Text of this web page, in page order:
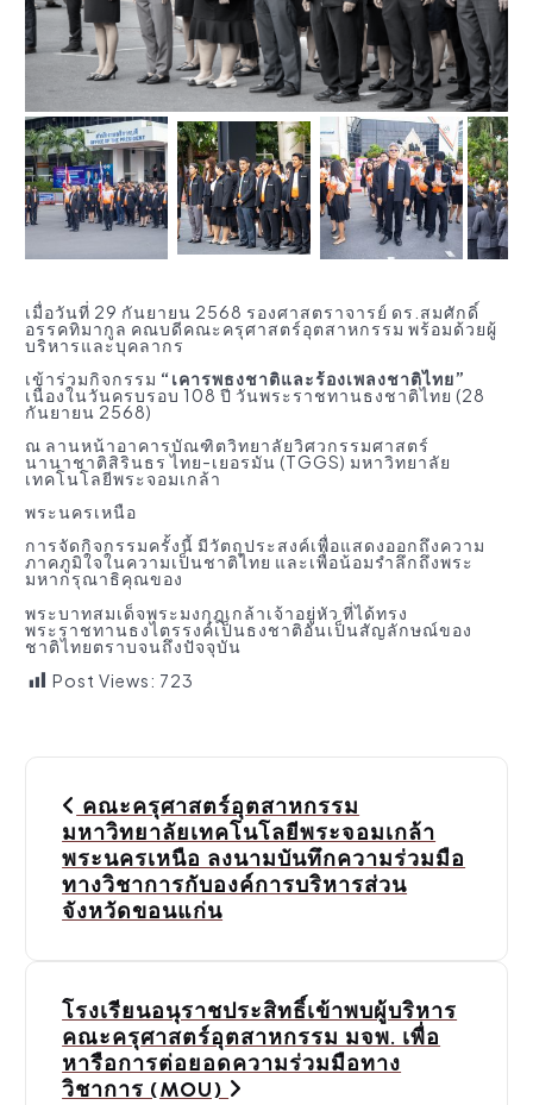
เมื่อวันที่ 29 กันยายน 2568 รองศาสตราจารย์ ดร.สมศักดิ์
อรรคทิมากูล คณบดีคณะครุศาสตร์อุตสาหกรรม พร้อมด้วยผู้
บริหารและบุคลากร
เข้าร่วมกิจกรรม “เคารพธงชาติและร้องเพลงชาติไทย”
เนื่องในวันครบรอบ 108 ปี วันพระราชทานธงชาติไทย (28
กันยายน 2568)
ณ ลานหน้าอาคารบัณฑิตวิทยาลัยวิศวกรรมศาสตร์
นานาชาติสิรินธร ไทย-เยอรมัน (TGGS) มหาวิทยาลัย
เทคโนโลยีพระจอมเกล้า
พระนครเหนือ
การจัดกิจกรรมครั้งนี้ มีวัตถุประสงค์เพื่อแสดงออกถึงความ
ภาคภูมิใจในความเป็นชาติไทย และเพื่อน้อมรำลึกถึงพระ
มหากรุณาธิคุณของ
พระบาทสมเด็จพระมงกุฎเกล้าเจ้าอยู่หัว ที่ได้ทรง
พระราชทานธงไตรรงค์เป็นธงชาติอันเป็นสัญลักษณ์ของ
ชาติไทยตราบจนถึงปัจจุบัน
Post Views: 723
คณะครุศาสตร์อุตสาหกรรม
มหาวิทยาลัยเทคโนโลยีพระจอมเกล้า
พระนครเหนือ ลงนามบันทึกความร่วมมือ
ทางวิชาการกับองค์การบริหารส่วน
จังหวัดขอนแก่น
โรงเรียนอนุราชประสิทธิ์เข้าพบผู้บริหาร
คณะครุศาสตร์อุตสาหกรรม มจพ. เพื่อ
หารือการต่อยอดความร่วมมือทาง
วิชาการ (MOU)